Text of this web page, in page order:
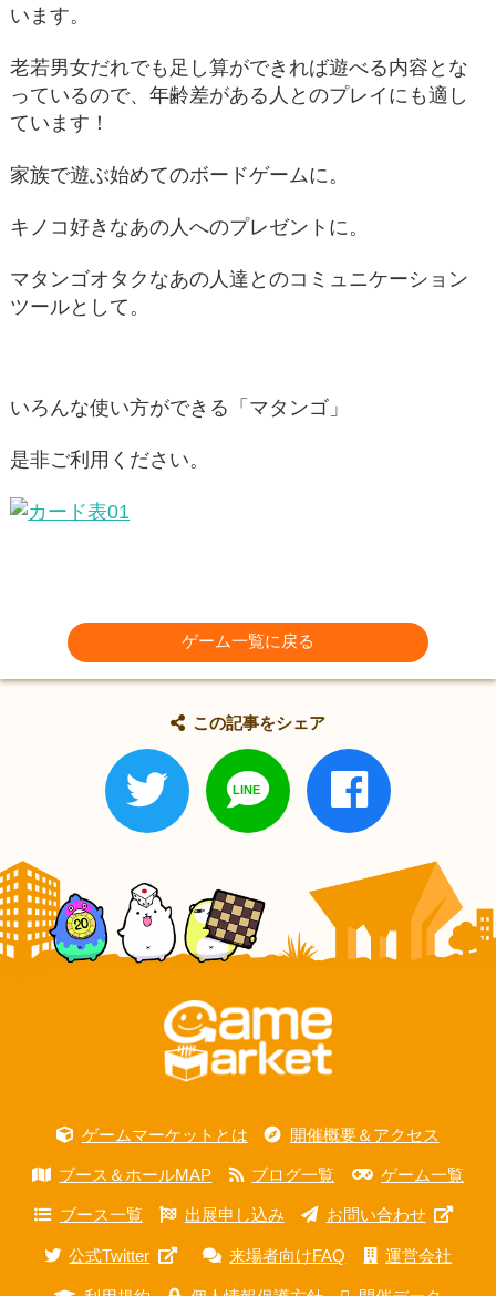
います。
老若男女だれでも足し算ができれば遊べる内容とな
っているので、年齢差がある人とのプレイにも適し
ています！
家族で遊ぶ始めてのボードゲームに。
キノコ好きなあの人へのプレゼントに。
マタンゴオタクなあの人達とのコミュニケーション
ツールとして。
いろんな使い方ができる「マタンゴ」
是非ご利用ください。
ゲーム一覧に戻る
この記事をシェア
ゲームマーケットとは 開催概要＆アクセス
ブース＆ホールMAP ブログ一覧 ゲーム一覧
ブース一覧 出展申し込み お問い合わせ
公式Twitter 来場者向けFAQ 運営会社